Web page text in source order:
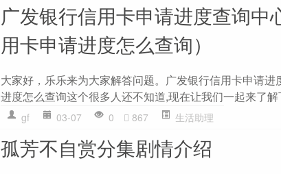
广发银行信用卡申请进度查询中
用卡申请进度怎么查询）
大家好，乐乐来为大家解答问题。广发银行信用卡申请
进度怎么查询这个很多人还不知道,现在让我们一起来了解
gf 03-07 0 867 生活助理
孤芳不自赏分集剧情介绍